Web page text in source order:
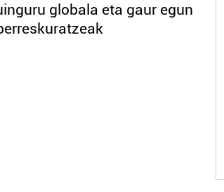
globala eta gaur egun